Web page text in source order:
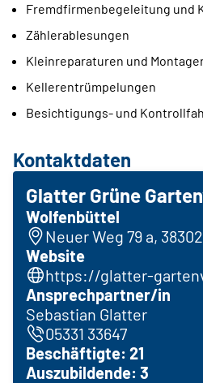
Fremdfirmenbegeleitung und
Zählerablesungen
Kleinreparaturen und
Kellerentrümpelungen
Besichtigungs- und
Kontaktdaten
Glatter Grüne
Wolfenbüttel
Neuer Weg 79 a,
Website
https://glatter-
Ansprechpartner/in
Sebastian Glatter
05331 33647
Beschäftigte: 21
Auszubildende: 3